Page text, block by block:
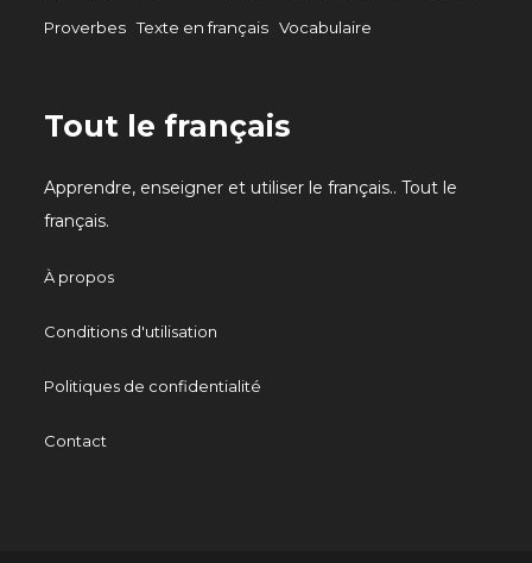
Proverbes Texte en français Vocabulaire
Tout le français
Apprendre, enseigner et utiliser le français.. Tout le
français.
À propos
Conditions d'utilisation
Politiques de confidentialité
Contact